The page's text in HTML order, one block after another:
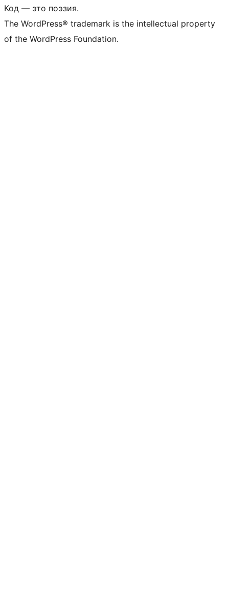
Код — это поэзия.
The WordPress® trademark is the intellectual property
of the WordPress Foundation.